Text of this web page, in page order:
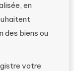
en
des biens ou
votre